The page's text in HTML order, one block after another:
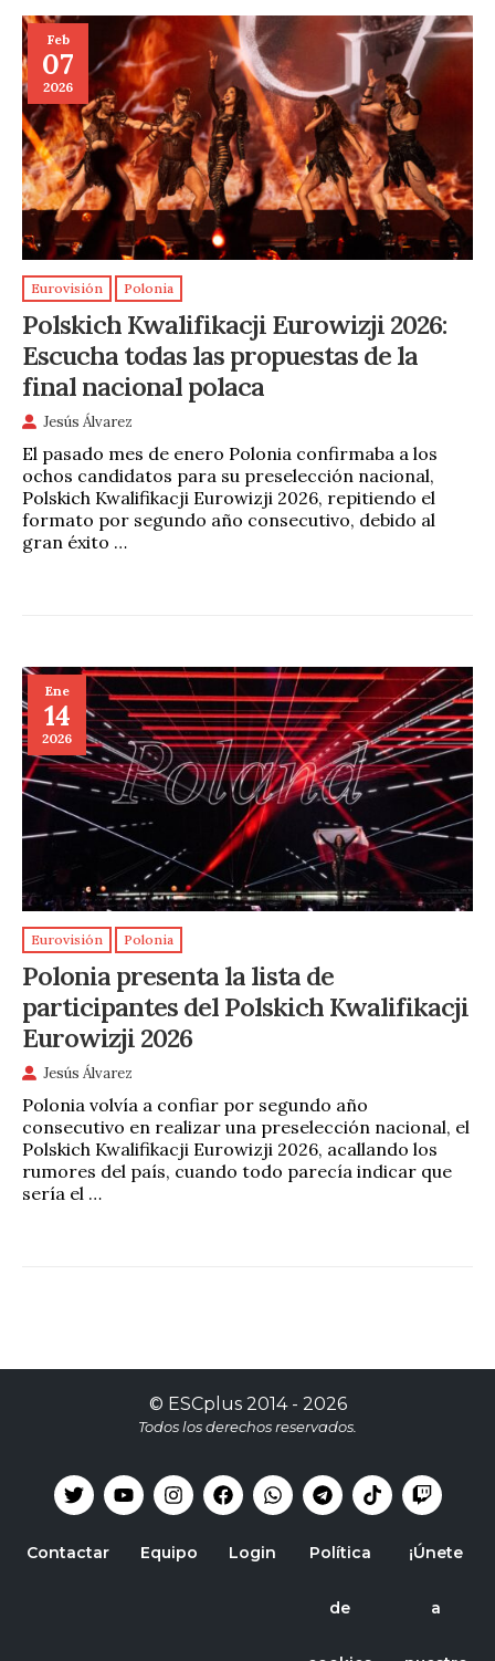
Feb
07
2026
Eurovisión Polonia
Polskich Kwalifikacji Eurowizji 2026:
Escucha todas las propuestas de la
final nacional polaca
Jesús Álvarez
El pasado mes de enero Polonia confirmaba a los
ochos candidatos para su preselección nacional,
Polskich Kwalifikacji Eurowizji 2026, repitiendo el
formato por segundo año consecutivo, debido al
gran éxito …
Ene
14
2026
Eurovisión Polonia
Polonia presenta la lista de
participantes del Polskich Kwalifikacji
Eurowizji 2026
Jesús Álvarez
Polonia volvía a confiar por segundo año
consecutivo en realizar una preselección nacional, el
Polskich Kwalifikacji Eurowizji 2026, acallando los
rumores del país, cuando todo parecía indicar que
sería el …
© ESCplus2014 - 2026
Todos los derechos reservados.
Contactar Equipo Login Política
de
¡Únete
a